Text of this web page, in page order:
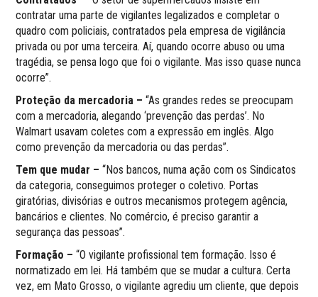
contratar uma parte de vigilantes legalizados e completar o
quadro com policiais, contratados pela empresa de vigilância
privada ou por uma terceira. Aí, quando ocorre abuso ou uma
tragédia, se pensa logo que foi o vigilante. Mas isso quase nunca
ocorre”.
Proteção da mercadoria – “As grandes redes se preocupam
com a mercadoria, alegando ‘prevenção das perdas’. No
Walmart usavam coletes com a expressão em inglês. Algo
como prevenção da mercadoria ou das perdas”.
Tem que mudar – “Nos bancos, numa ação com os Sindicatos
da categoria, conseguimos proteger o coletivo. Portas
giratórias, divisórias e outros mecanismos protegem agência,
bancários e clientes. No comércio, é preciso garantir a
segurança das pessoas”.
Formação – “O vigilante profissional tem formação. Isso é
normatizado em lei. Há também que se mudar a cultura. Certa
vez, em Mato Grosso, o vigilante agrediu um cliente, que depois